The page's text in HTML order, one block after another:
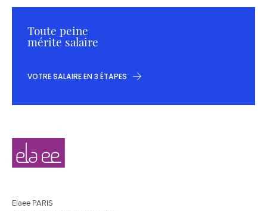
Toute peine
mérite salaire
VOTRE SALAIRE EN 3 ÉTAPES
Navigation
secondaire
Elaee
Elaee PARIS